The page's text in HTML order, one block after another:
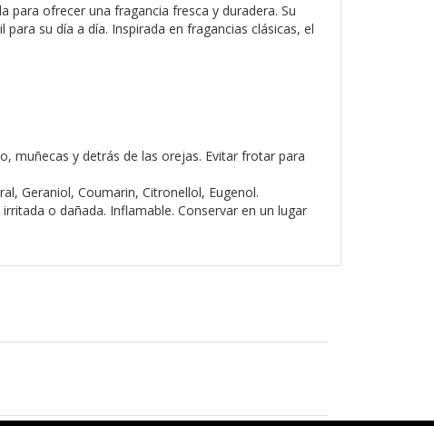
para ofrecer una fragancia fresca y duradera. Su
su día a día. Inspirada en fragancias clásicas, el
muñecas y detrás de las orejas. Evitar frotar para
Geraniol, Coumarin, Citronellol, Eugenol.
o dañada. Inflamable. Conservar en un lugar